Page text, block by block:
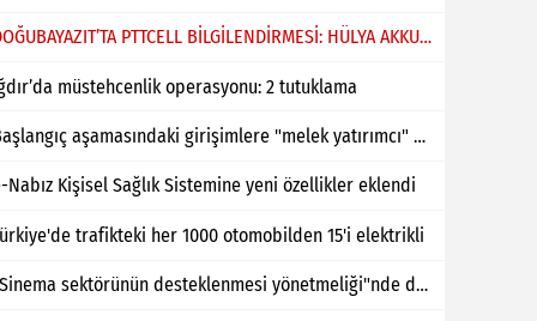
DOĞUBAYAZIT’TA PTTCELL BİLGİLENDİRMESİ: HÜLYA AKKUŞ GAZETEMİZİ ZİYARET ETTİ
müstehcenlik operasyonu: 2 tutuklama
Başlangıç aşamasındaki girişimlere "melek yatırımcı" desteği
Nabız Kişisel Sağlık Sistemine yeni özellikler eklendi
trafikteki her 1000 otomobilden 15'i elektrikli
"Sinema sektörünün desteklenmesi yönetmeliği"nde değişiklik yapıldı